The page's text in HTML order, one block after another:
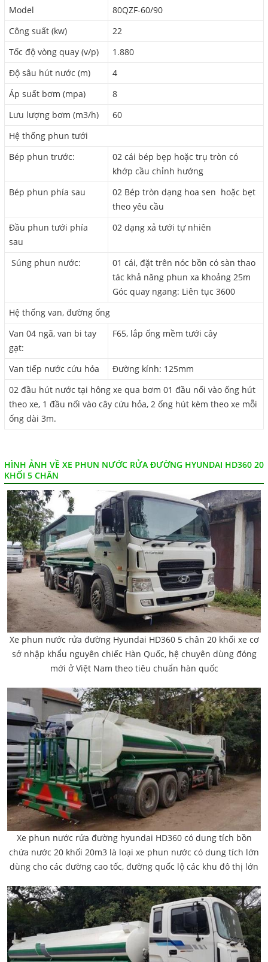
Model
80QZF-60/90
Công suất (kw)
22
Tốc độ vòng quay (v/p)
1.880
Độ sâu hút nước (m)
4
Áp suất bơm (mpa)
8
Lưu lượng bơm (m3/h)
60
Hệ thống phun tưới
Bép phun trước:
02 cái bép bẹp hoặc trụ tròn có
khớp cầu chỉnh hướng
Bép phun phía sau
02 Bép tròn dạng hoa sen hoặc bẹt
theo yêu cầu
Đầu phun tưới phía
sau
02 dạng xả tưới tự nhiên
Súng phun nước:
01 cái, đặt trên nóc bồn có sàn thao
tác khả năng phun xa khoảng 25m
Góc quay ngang: Liên tục 3600
Hệ thống van, đường ống
Van 04 ngã, van bi tay
gạt:
F65, lắp ống mềm tưới cây
Van tiếp nước cứu hỏa
Đường kính: 125mm
02 đầu hút nước tại hông xe qua bơm 01 đầu nối vào ống hút
theo xe, 1 đầu nối vào cây cứu hỏa, 2 ống hút kèm theo xe mỗi
ống dài 3m.
HÌNH ẢNH VỀ XE PHUN NƯỚC RỬA ĐƯỜNG HYUNDAI HD360 20
KHỐI 5 CHÂN
Xe phun nước rửa đường Hyundai HD360 5 chân 20 khối xe cơ
sở nhập khẩu nguyên chiếc Hàn Quốc, hệ chuyên dùng đóng
mới ở Việt Nam theo tiêu chuẩn hàn quốc
Xe phun nước rửa đường hyundai HD360 có dung tích bồn
chứa nước 20 khối 20m3 là loại xe phun nước có dung tích lớn
dùng cho các đường cao tốc, đường quốc lộ các khu đô thị lớn